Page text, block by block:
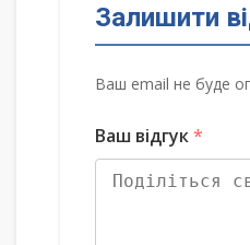
Залишити
Ваш email не буде
Ваш відгук*